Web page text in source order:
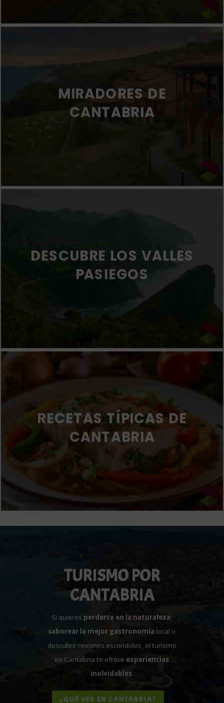
MIRADORES DE
CANTABRIA
DESCUBRE LOS VALLES
PASIEGOS
RECETAS TÍPICAS DE
CANTABRIA
TURISMO POR
CANTABRIA
Si quieres perderte en la naturaleza
saborear la mejor gastronomía local o
descubrir rincones escondidos, el turismo
en Cantabria te ofrece experiencias
inolvidables.
¿QUÉ VER EN CANTABRIA?